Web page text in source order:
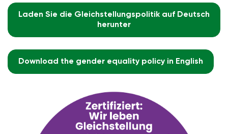
Laden Sie die Gleichstellungspolitik auf Deutsch
herunter
Download the gender equality policy in English